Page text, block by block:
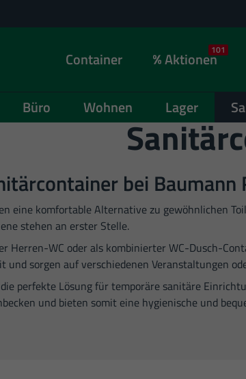
Container Aktionen101
Büro Wohnen Lager
bei
eine komfortable Alternative zu gewöhnlichen
stehen an erster Stelle.
Herren-WC oder als kombinierter WC-Dusch-
und sorgen auf verschiedenen Veranstaltungen
perfekte Lösung für temporäre sanitäre
und bieten somit eine hygienische und